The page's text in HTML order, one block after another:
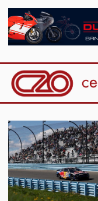
Češi ve světě
GT Cup Series
TCR Eastern Europe
F4 CEZ